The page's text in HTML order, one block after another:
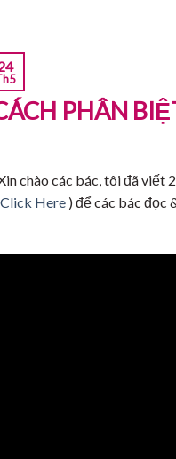
PHÂN
chào các bác, tôi đã viết
Click Here) để các bác đọc